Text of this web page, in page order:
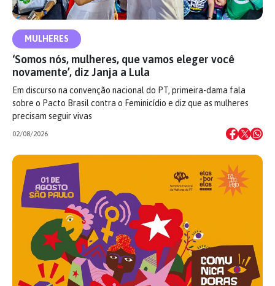
MULHERES
‘Somos nós, mulheres, que vamos eleger você
novamente’, diz Janja a Lula
Em discurso na convenção nacional do PT, primeira-dama fala
sobre o Pacto Brasil contra o Feminicídio e diz que as mulheres
precisam seguir vivas
02/08/2026